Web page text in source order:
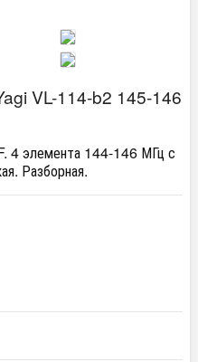
VL-114-b2 145-146
4 элемента 144-146 МГц с
Разборная.